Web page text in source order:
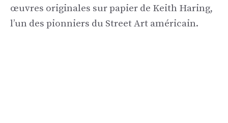
œuvres originales sur papier de Keith Haring,
l’un des pionniers du Street Art américain.